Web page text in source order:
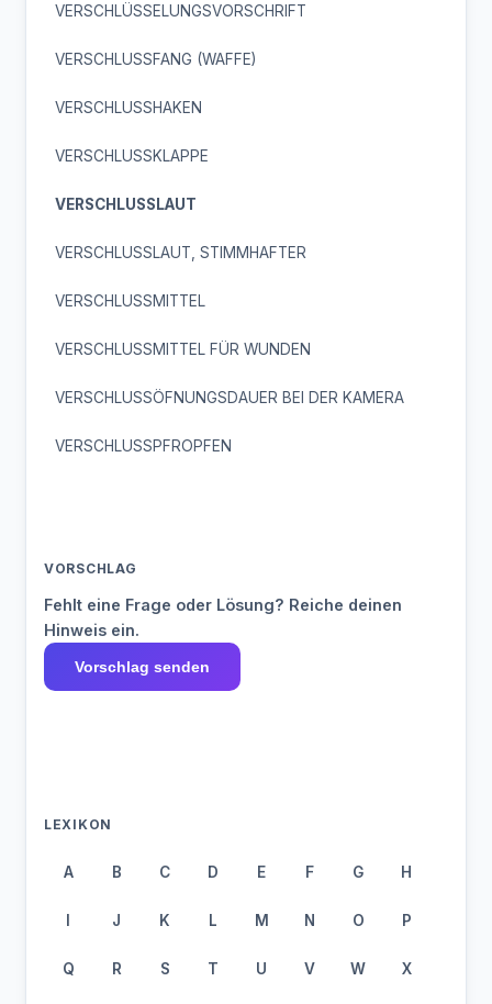
VERSCHLÜSSELUNGSVORSCHRIFT
VERSCHLUSSFANG (WAFFE)
VERSCHLUSSHAKEN
VERSCHLUSSKLAPPE
VERSCHLUSSLAUT
VERSCHLUSSLAUT, STIMMHAFTER
VERSCHLUSSMITTEL
VERSCHLUSSMITTEL FÜR WUNDEN
VERSCHLUSSÖFNUNGSDAUER BEI DER KAMERA
VERSCHLUSSPFROPFEN
VORSCHLAG
Fehlt eine Frage oder Lösung? Reiche deinen
Hinweis ein.
Vorschlag senden
LEXIKON
A B C D E F G H
I J K L M N O P
Q R S T U V W X